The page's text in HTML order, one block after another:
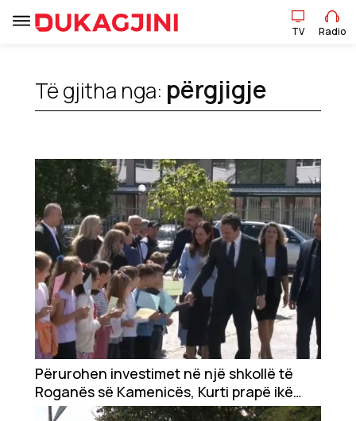
Lajme
Sport
Pikëpamje
Art Jete
Kulturë
Showbiz
Ekonomi
TV Radio
Të gjitha nga: përgjigje
Përurohen investimet në një shkollë të
Roganës së Kamenicës, Kurti prapë ikë
nga gazetarët